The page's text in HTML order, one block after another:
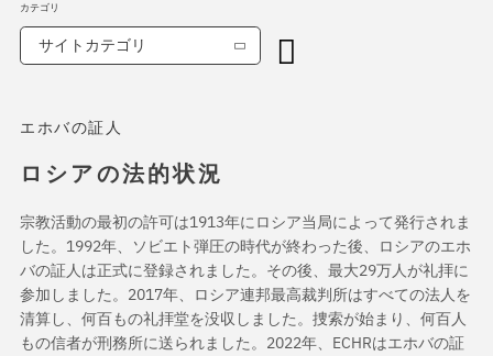
エホバの証人
ロシアの法的状況
宗教活動の最初の許可は1913年にロシア当局によって発行されま
した。1992年、ソビエト弾圧の時代が終わった後、ロシアのエホ
バの証人は正式に登録されました。その後、最大29万人が礼拝に
参加しました。2017年、ロシア連邦最高裁判所はすべての法人を
清算し、何百もの礼拝堂を没収しました。捜索が始まり、何百人
もの信者が刑務所に送られました。2022年、ECHRはエホバの証
カテゴリ
サイトカテゴリ